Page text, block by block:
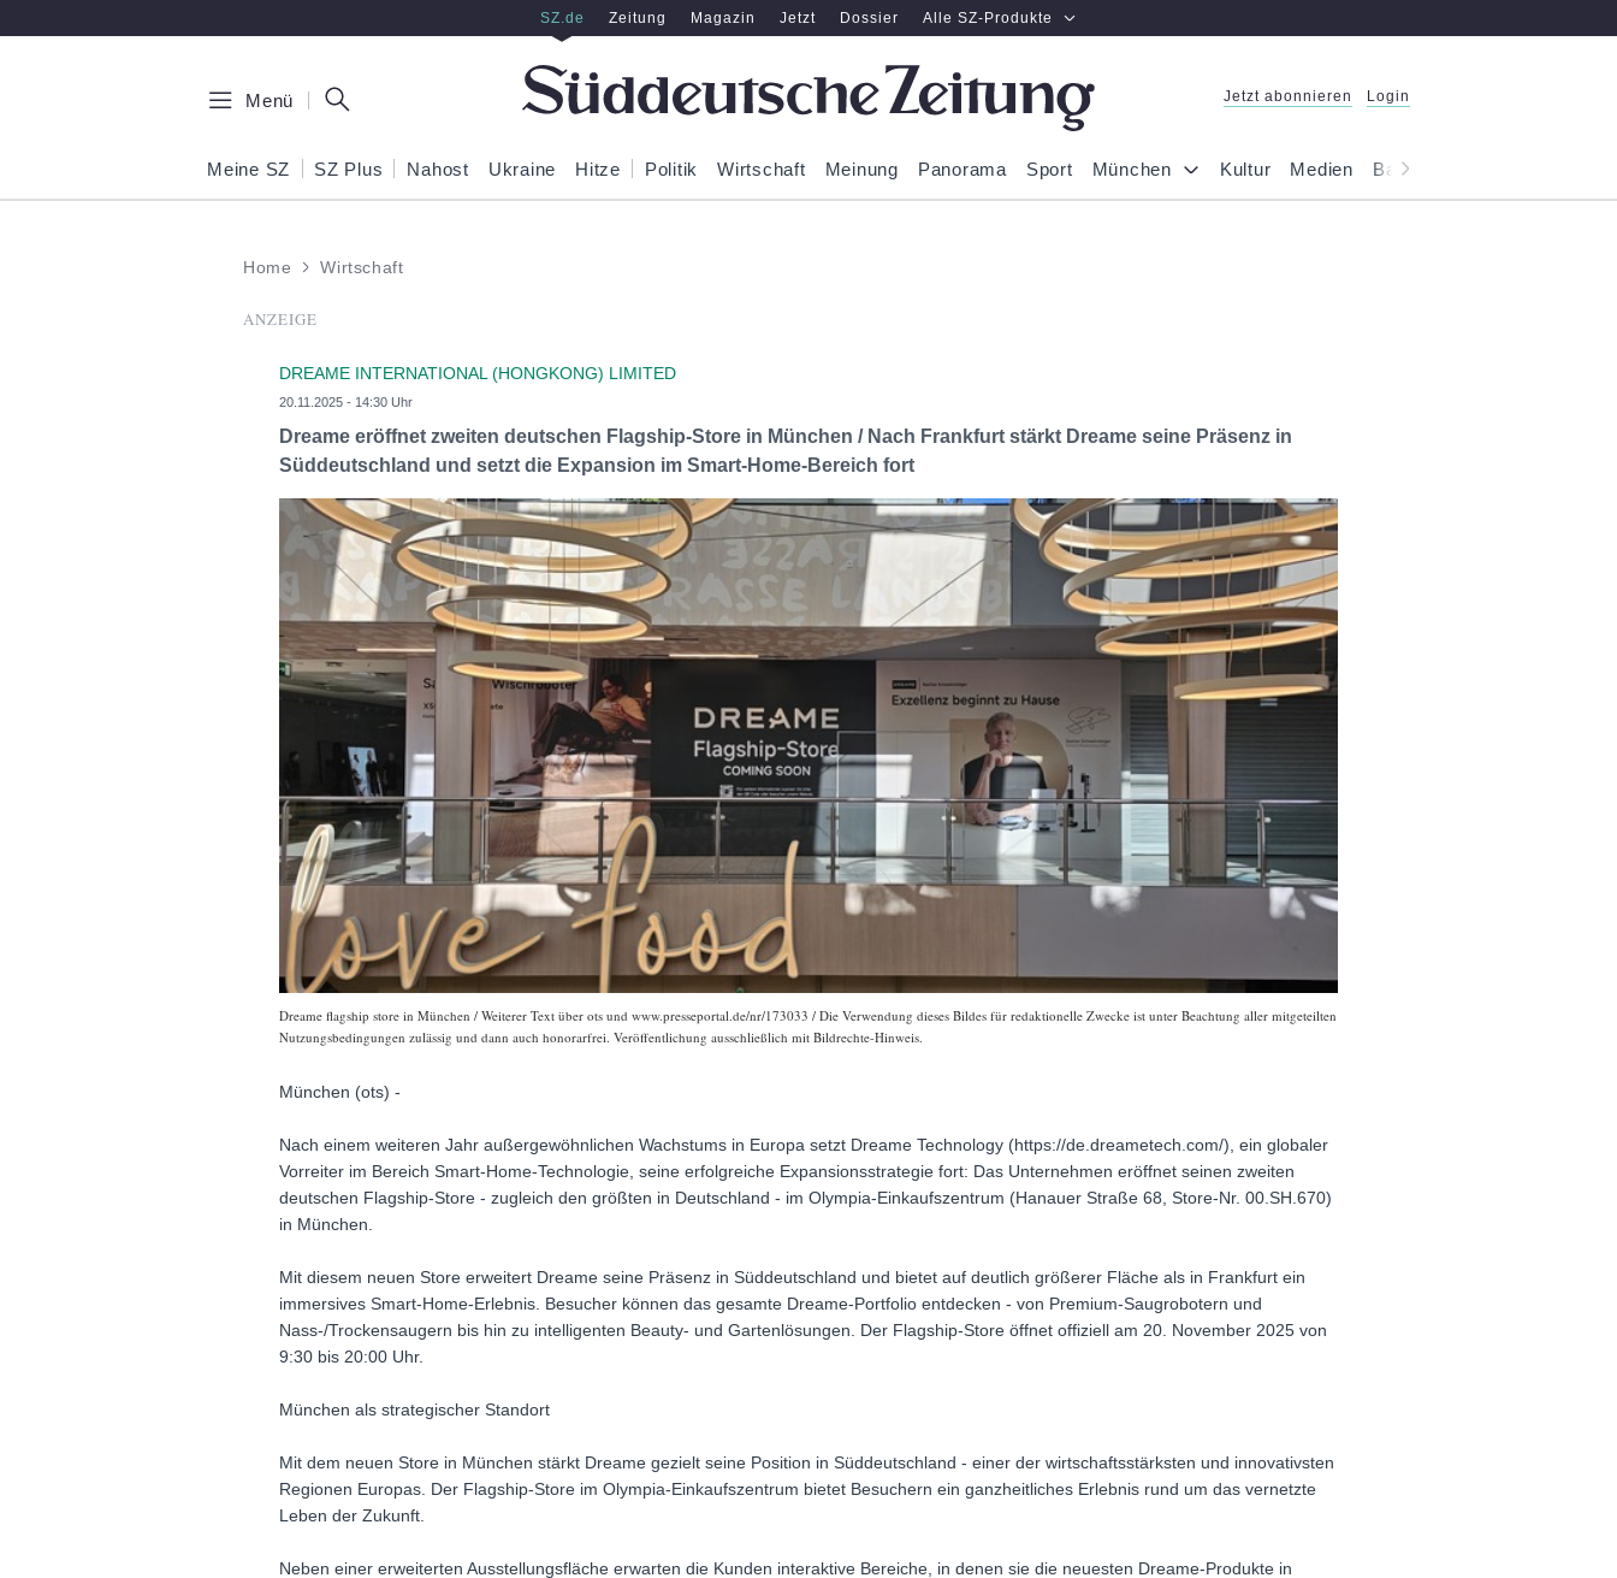
SZ.de Zeitung Magazin Jetzt Dossier Alle SZ-Produkte
Menü Jetzt abonnieren Login
Meine SZ SZ Plus Nahost Ukraine Hitze Politik Wirtschaft Meinung Panorama Sport München Kultur Medien Bayern
Home Wirtschaft
ANZEIGE
DREAME INTERNATIONAL (HONGKONG) LIMITED
20.11.2025 - 14:30 Uhr
Dreame eröffnet zweiten deutschen Flagship-Store in München / Nach Frankfurt stärkt Dreame seine Präsenz in
Süddeutschland und setzt die Expansion im Smart-Home-Bereich fort
Dreame flagship store in München / Weiterer Text über ots und www.presseportal.de/nr/173033 / Die Verwendung dieses Bildes für redaktionelle Zwecke ist unter Beachtung aller mitgeteilten
Nutzungsbedingungen zulässig und dann auch honorarfrei. Veröffentlichung ausschließlich mit Bildrechte-Hinweis.
München (ots) -
Nach einem weiteren Jahr außergewöhnlichen Wachstums in Europa setzt Dreame Technology (https://de.dreametech.com/), ein globaler
Vorreiter im Bereich Smart-Home-Technologie, seine erfolgreiche Expansionsstrategie fort: Das Unternehmen eröffnet seinen zweiten
deutschen Flagship-Store - zugleich den größten in Deutschland - im Olympia-Einkaufszentrum (Hanauer Straße 68, Store-Nr. 00.SH.670)
in München.
Mit diesem neuen Store erweitert Dreame seine Präsenz in Süddeutschland und bietet auf deutlich größerer Fläche als in Frankfurt ein
immersives Smart-Home-Erlebnis. Besucher können das gesamte Dreame-Portfolio entdecken - von Premium-Saugrobotern und
Nass-/Trockensaugern bis hin zu intelligenten Beauty- und Gartenlösungen. Der Flagship-Store öffnet offiziell am 20. November 2025 von
9:30 bis 20:00 Uhr.
München als strategischer Standort
Mit dem neuen Store in München stärkt Dreame gezielt seine Position in Süddeutschland - einer der wirtschaftsstärksten und innovativsten
Regionen Europas. Der Flagship-Store im Olympia-Einkaufszentrum bietet Besuchern ein ganzheitliches Erlebnis rund um das vernetzte
Leben der Zukunft.
Neben einer erweiterten Ausstellungsfläche erwarten die Kunden interaktive Bereiche, in denen sie die neuesten Dreame-Produkte in